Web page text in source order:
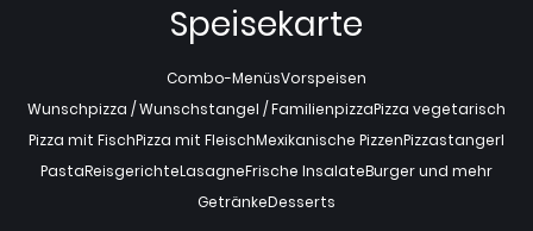
Speisekarte
Combo-MenüsVorspeisen
Wunschpizza / Wunschstangel / FamilienpizzaPizza vegetarisch
Pizza mit FischPizza mit FleischMexikanische PizzenPizzastangerl
PastaReisgerichteLasagneFrische InsalateBurger und mehr
GetränkeDesserts